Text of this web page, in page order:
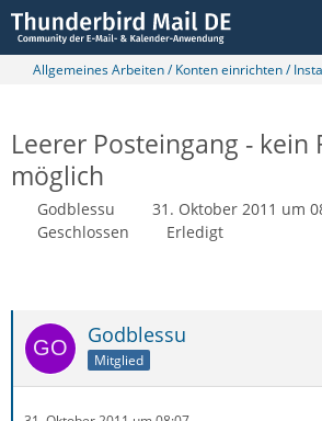
Allgemeines Arbeiten / Konten einrichten /
Leerer Posteingang - kein
möglich
Godblessu
31. Oktober 2011 um
Geschlossen
Erledigt
Godblessu
Mitglied